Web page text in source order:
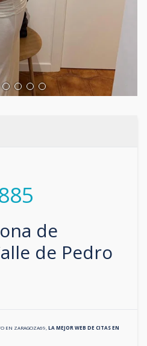
de
de Pedro
EN ZARAGOZA69,LA MEJOR WEB DE CITAS EN